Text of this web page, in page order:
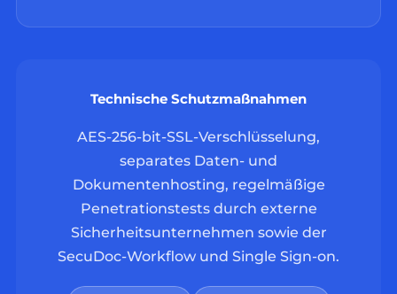
Technische Schutzmaßnahmen
AES-256-bit-SSL-Verschlüsselung,
separates Daten- und
Dokumentenhosting, regelmäßige
Penetrationstests durch externe
Sicherheitsunternehmen sowie der
SecuDoc-Workflow und Single Sign-on.